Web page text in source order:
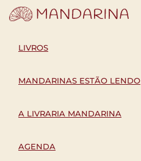
LIVROS
MANDARINAS ESTÃO LENDO
A LIVRARIA MANDARINA
AGENDA